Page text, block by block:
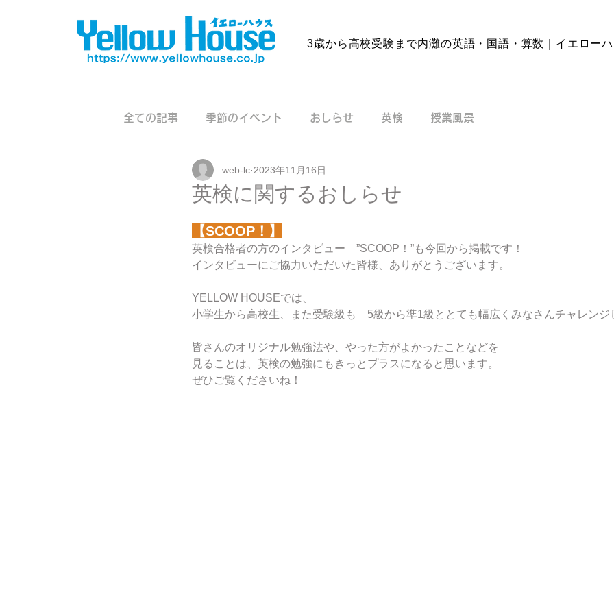
3歳から高校受験まで内灘の英語・国語・ 算数｜イエロー
全ての記事 季節のイベント おしらせ 英検 授業風景
英検に関するおしらせ
web-lc 2023年11月16日
【SCOOP！】
英検合格者の方のインタビュー　”SCOOP！”も今回から掲載です！
インタビューにご協力いただいた皆様、ありがとうございます。
YELLOW HOUSEでは、
小学生から高校生、また受験級も　5級から準1級ととても幅広くみなさんチャレンジ
皆さんのオリジナル勉強法や、やった方がよかったことなどを
見ることは、英検の勉強にもきっとプラスになると思います。
ぜひご覧くださいね！